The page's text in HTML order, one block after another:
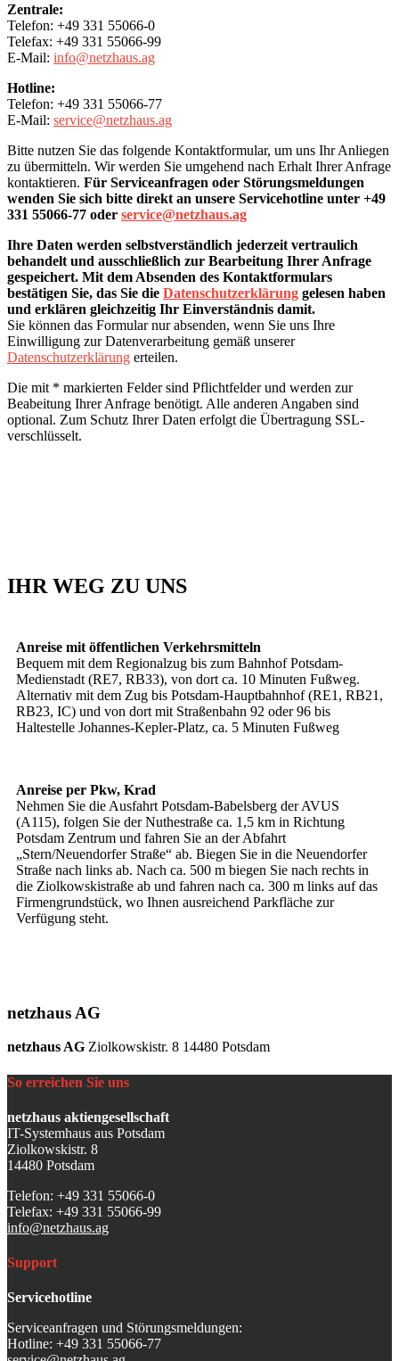
Zentrale:
Telefon: +49 331 55066-0
Telefax: +49 331 55066-99
E-Mail: info@netzhaus.ag
Hotline:
Telefon: +49 331 55066-77
E-Mail: service@netzhaus.ag
Bitte nutzen Sie das folgende Kontaktformular, um uns Ihr Anliegen
zu übermitteln. Wir werden Sie umgehend nach Erhalt Ihrer Anfrage
kontaktieren. Für Serviceanfragen oder Störungsmeldungen
wenden Sie sich bitte direkt an unsere Servicehotline unter +49
331 55066-77 oder service@netzhaus.ag
Ihre Daten werden selbstverständlich jederzeit vertraulich
behandelt und ausschließlich zur Bearbeitung Ihrer Anfrage
gespeichert. Mit dem Absenden des Kontaktformulars
bestätigen Sie, das Sie die Datenschutzerklärung gelesen haben
und erklären gleichzeitig Ihr Einverständnis damit.
Sie können das Formular nur absenden, wenn Sie uns Ihre
Einwilligung zur Datenverarbeitung gemäß unserer
Datenschutzerklärung erteilen.
Die mit * markierten Felder sind Pflichtfelder und werden zur
Beabeitung Ihrer Anfrage benötigt. Alle anderen Angaben sind
optional. Zum Schutz Ihrer Daten erfolgt die Übertragung SSL-
verschlüsselt.
IHR WEG ZU UNS
Anreise mit öffentlichen Verkehrsmitteln
Bequem mit dem Regionalzug bis zum Bahnhof Potsdam-
Medienstadt (RE7, RB33), von dort ca. 10 Minuten Fußweg.
Alternativ mit dem Zug bis Potsdam-Hauptbahnhof (RE1, RB21,
RB23, IC) und von dort mit Straßenbahn 92 oder 96 bis
Haltestelle Johannes-Kepler-Platz, ca. 5 Minuten Fußweg
Anreise per Pkw, Krad
Nehmen Sie die Ausfahrt Potsdam-Babelsberg der AVUS
(A115), folgen Sie der Nuthestraße ca. 1,5 km in Richtung
Potsdam Zentrum und fahren Sie an der Abfahrt
„Stern/Neuendorfer Straße“ ab. Biegen Sie in die Neuendorfer
Straße nach links ab. Nach ca. 500 m biegen Sie nach rechts in
die Ziolkowskistraße ab und fahren nach ca. 300 m links auf das
Firmengrundstück, wo Ihnen ausreichend Parkfläche zur
Verfügung steht.
netzhaus AG
netzhaus AG Ziolkowskistr. 8 14480 Potsdam
So erreichen Sie uns
netzhaus aktiengesellschaft
IT-Systemhaus aus Potsdam
Ziolkowskistr. 8
14480 Potsdam
Telefon: +49 331 55066-0
Telefax: +49 331 55066-99
info@netzhaus.ag
Support
Servicehotline
Serviceanfragen und Störungsmeldungen:
Hotline: +49 331 55066-77